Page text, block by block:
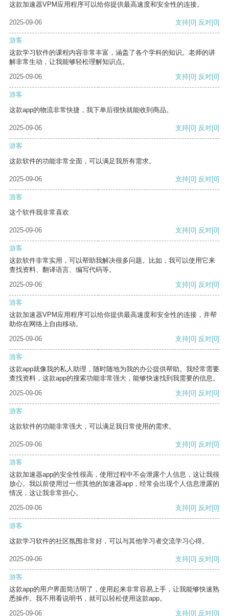
这款加速器VPM应用程序可以给你提供最高速度和安全性的连接。
2025-09-06 支持[0] 反对[0]
游客
这款学习软件的课程内容非常丰富，涵盖了各个学科的知识。老师的讲
解非常生动，让我能够轻松理解知识点。
2025-09-06
支持[0] 反对[0]
游客
这款app的物流非常快捷，我下单后很快就能收到商品。
2025-09-06 支持[0] 反对[0]
游客
这款软件的功能非常全面，可以满足我所有需求。
2025-09-06 支持[0] 反对[0]
游客
这个软件我非常喜欢
2025-09-06 支持[0] 反对[0]
游客
这款软件非常实用，可以帮助我解决很多问题。比如，我可以使用它来
查找资料、翻译语言、编写代码等。
2025-09-06
支持[0] 反对[0]
游客
这款加速器VPM应用程序可以给你提供最高速度和安全性的连接，并帮
助你在网络上自由移动。
2025-09-06
支持[0] 反对[0]
游客
这款app就像我的私人助理，随时随地为我的办公提供帮助。我经常需要
查找资料，这款app的搜索功能非常强大，能够快速找到我需要的信息。
2025-09-06
支持[0] 反对[0]
游客
这款软件的功能非常强大，可以满足我日常使用的需求。
2025-09-06 支持[0] 反对[0]
游客
这款加速器app的安全性很高，使用过程中不会泄露个人信息，这让我很
放心。我以前使用过一些其他的加速器app，经常会出现个人信息泄露的
情况，这让我非常担心。
2025-09-06
支持[0] 反对[0]
游客
这款学习软件的社区氛围非常好，可以与其他学习者交流学习心得。
2025-09-06 支持[0] 反对[0]
游客
这款app的用户界面简洁明了，使用起来非常容易上手，让我能够快速熟
悉操作。我不用看说明书，就可以轻松使用这款app。
2025-09-06
支持[0] 反对[0]